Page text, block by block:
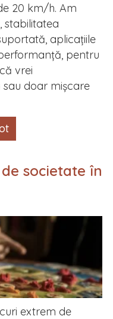
20 km/h. Am
stabilitatea
aplicațiile
pentru
vrei
doar mișcare
societate în
extrem de